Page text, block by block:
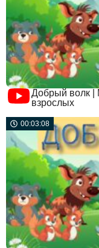
Добрый волк |
взрослых
00:03:08